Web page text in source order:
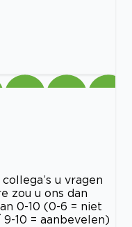
u vragen
zou u ons dan
0-10 (0-6 = niet
10 = aanbevelen)